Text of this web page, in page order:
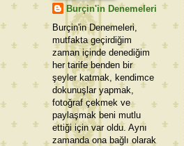
Burçin'in Denemeleri
Burçin'in Denemeleri,
mutfakta geçirdiğim
zaman içinde denediğim
her tarife benden bir
şeyler katmak, kendimce
dokunuşlar yapmak,
fotoğraf çekmek ve
paylaşmak beni mutlu
ettiği için var oldu. Aynı
zamanda ona bağlı olarak